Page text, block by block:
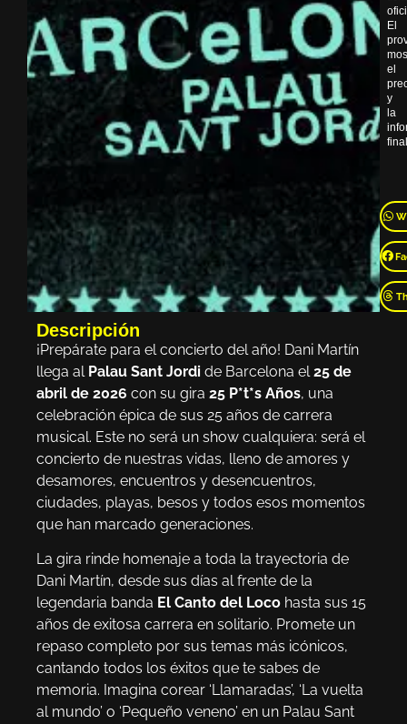
El
el
y
la
Descripción
¡Prepárate para el concierto del año! Dani Martín
llega al Palau Sant Jordi de Barcelona el 25 de
abril de 2026 con su gira 25 P*t*s Años, una
celebración épica de sus 25 años de carrera
musical. Este no será un show cualquiera: será el
concierto de nuestras vidas, lleno de amores y
desamores, encuentros y desencuentros,
ciudades, playas, besos y todos esos momentos
que han marcado generaciones.
La gira rinde homenaje a toda la trayectoria de
Dani Martín, desde sus días al frente de la
legendaria banda El Canto del Loco hasta sus 15
años de exitosa carrera en solitario. Promete un
repaso completo por sus temas más icónicos,
cantando todos los éxitos que te sabes de
memoria. Imagina corear ‘Llamaradas’, ‘La vuelta
al mundo’ o ‘Pequeño veneno’ en un Palau Sant